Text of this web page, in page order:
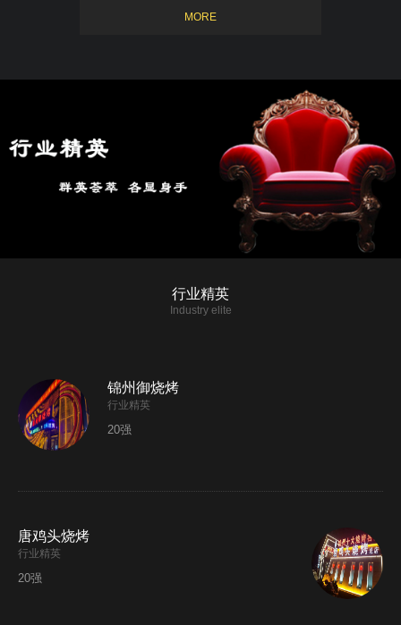
MORE
行业精英
Industry elite
锦州御烧烤
行业精英
20强
唐鸡头烧烤
行业精英
20强